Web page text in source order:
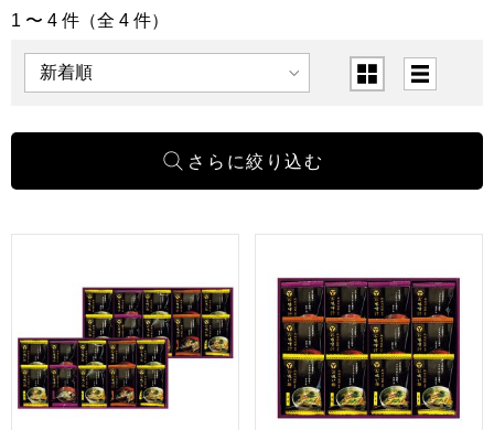
「惣菜・麺類」の商品一覧
1 〜 4 件（全 4 件）
表示順 表示切替